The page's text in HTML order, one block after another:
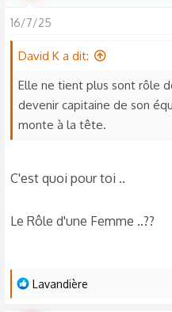
c
o
n
s
16/7/25
David K a dit:
Elle ne tient plus sont rôle
devenir capitaine de son
monte à la tête.
C'est quoi pour toi ..
Le Rôle d'une Femme ..??
LLavandière